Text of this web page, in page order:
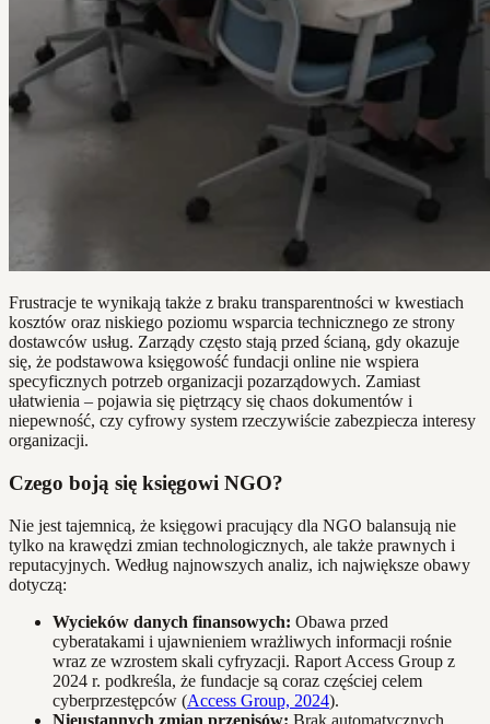
Frustracje te wynikają także z braku transparentności w kwestiach
kosztów oraz niskiego poziomu wsparcia technicznego ze strony
dostawców usług. Zarządy często stają przed ścianą, gdy okazuje
się, że podstawowa księgowość fundacji online nie wspiera
specyficznych potrzeb organizacji pozarządowych. Zamiast
ułatwienia – pojawia się piętrzący się chaos dokumentów i
niepewność, czy cyfrowy system rzeczywiście zabezpiecza interesy
organizacji.
Czego boją się księgowi NGO?
Nie jest tajemnicą, że księgowi pracujący dla NGO balansują nie
tylko na krawędzi zmian technologicznych, ale także prawnych i
reputacyjnych. Według najnowszych analiz, ich największe obawy
dotyczą:
Wycieków danych finansowych: Obawa przed
cyberatakami i ujawnieniem wrażliwych informacji rośnie
wraz ze wzrostem skali cyfryzacji. Raport Access Group z
2024 r. podkreśla, że fundacje są coraz częściej celem
cyberprzestępców (Access Group, 2024).
Nieustannych zmian przepisów: Brak automatycznych